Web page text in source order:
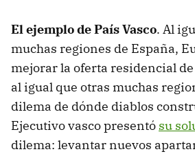
El ejemplo de País Vasco. Al
muchas regiones de España,
mejorar la oferta residencial
al igual que otras muchas
dilema de dónde diablos
Ejecutivo vasco presentó su
dilema: levantar nuevos